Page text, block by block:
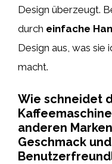
Design überzeugt.
durch einfache
Design aus, was sie
macht.
Wie schneidet
anderen
Geschmack und